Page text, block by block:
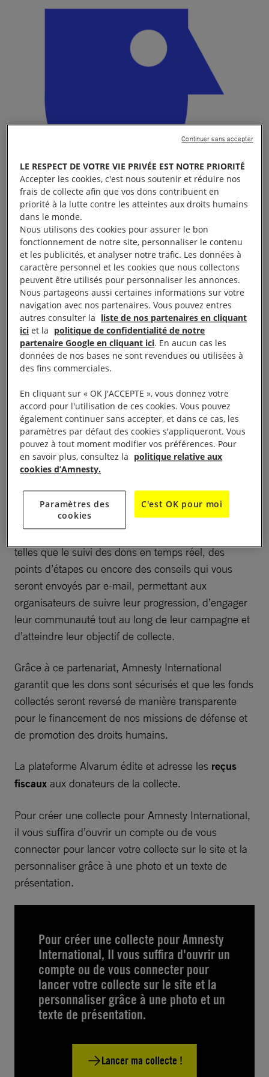
Vous souhaitez créer une collecte pour Amnesty
International France à l’occasion d’un évènement de
vie ? Vous pouvez le faire grâce à la plateforme de
collecte en ligne Alvarum.
Fondée sur la conviction que chacun peut faire une
différence, Alvarum est une plateforme conviviale et
sécurisée où les utilisateurs peuvent créer leurs
propres campagnes de collecte de fonds
personnalisées en quelques clics.
C’est une solution simple de
collecte en ligne pour célébrer
une occasion, un anniversaire
proche.
telles que le suivi des dons en temps réel, des
points d’étapes ou encore des conseils qui vous
seront envoyés par e-mail, permettant aux
organisateurs de suivre leur progression, d’engager
leur communauté tout au long de leur campagne et
d’atteindre leur objectif de collecte.
Grâce à ce partenariat, Amnesty International
garantit que les dons sont sécurisés et que les fonds
collectés seront reversé de manière transparente
pour le financement de nos missions de défense et
de promotion des droits humains.
La plateforme Alvarum édite et adresse les reçus
fiscaux aux donateurs de la collecte.
Pour créer une collecte pour Amnesty International,
il vous suffira d’ouvrir un compte ou de vous
connecter pour lancer votre collecte sur le site et la
personnaliser grâce à une photo et un texte de
présentation.
Pour créer une collecte pour Amnesty
International, Il vous suffira d'ouvrir un
compte ou de vous connecter pour
lancer votre collecte sur le site et la
personnaliser grâce à une photo et un
texte de présentation.
Lancer ma collecte !
LE RESPECT DE VOTRE VIE PRIVÉE EST NOTRE PRIORITÉ
Accepter les cookies, c'est nous soutenir et réduire nos
frais de collecte afin que vos dons contribuent en
priorité à la lutte contre les atteintes aux droits humains
dans le monde.
Nous utilisons des cookies pour assurer le bon
fonctionnement de notre site, personnaliser le contenu
et les publicités, et analyser notre trafic. Les données à
caractère personnel et les cookies que nous collectons
peuvent être utilisés pour personnaliser les annonces.
Nous partageons aussi certaines informations sur votre
navigation avec nos partenaires. Vous pouvez entres
autres consulter la liste de nos partenaires en cliquant
ici et la politique de confidentialité de notre
partenaire Google en cliquant ici. En aucun cas les
données de nos bases ne sont revendues ou utilisées à
des fins commerciales.
En cliquant sur « OK J'ACCEPTE », vous donnez votre
accord pour l'utilisation de ces cookies. Vous pouvez
également continuer sans accepter, et dans ce cas, les
paramètres par défaut des cookies s'appliqueront. Vous
pouvez à tout moment modifier vos préférences. Pour
en savoir plus, consultez la politique relative aux
cookies d’Amnesty.
Paramètres des
cookies
C'est OK pour moi
Continuer sans accepter